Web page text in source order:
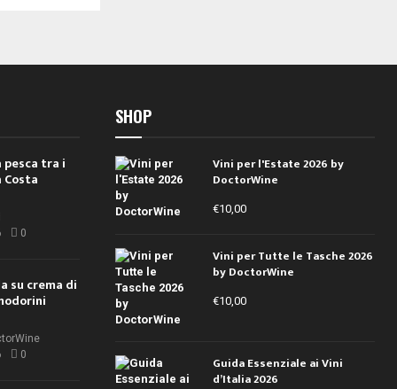
pesca tra i
0
su crema di
0
SHOP
Vini per l'Estate 2026 by
DoctorWine
€10,00
Vini per Tutte le Tasche 2026
by DoctorWine
€10,00
Guida Essenziale ai Vini
d’Italia 2026